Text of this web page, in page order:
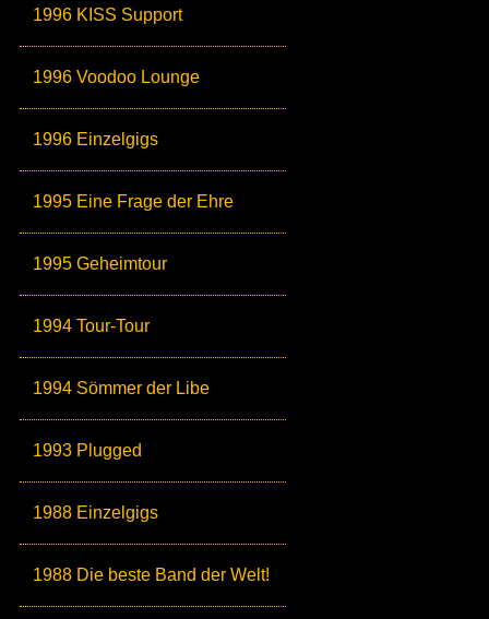
1996 KISS Support
1996 Voodoo Lounge
1996 Einzelgigs
1995 Eine Frage der Ehre
1995 Geheimtour
1994 Tour-Tour
1994 Sömmer der Libe
1993 Plugged
1988 Einzelgigs
1988 Die beste Band der Welt!